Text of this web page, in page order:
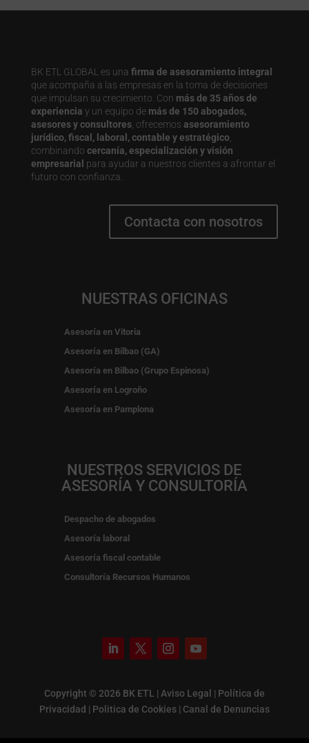
BK ETL GLOBAL es una firma de asesoramiento integral
que acompaña a las empresas en la toma de decisiones
que impulsan su crecimiento. Con más de 35 años de
experiencia y un equipo de más de 150 abogados,
asesores y consultores, ofrecemos asesoramiento
jurídico, fiscal, laboral, contable y estratégico
combinando cercanía, especialización y visión
empresarial para ayudar a nuestros clientes a afrontar el
futuro con confianza.
Contacta con nosotros
NUESTRAS OFICINAS
Asesoría en Vitoria
Asesoría en Bilbao (GA)
Asesoría en Bilbao (Grupo Espinosa)
Asesoría en Logroño
Asesoría en Pamplona
NUESTROS SERVICIOS DE
ASESORÍA Y CONSULTORÍA
Despacho de abogados
Asesoría laboral
Asesoría fiscal contable
Consultoría Recursos Humanos
Copyright © 2026 BK ETL | Aviso Legal | Política de
Privacidad | Politica de Cookies| Canal de Denuncias